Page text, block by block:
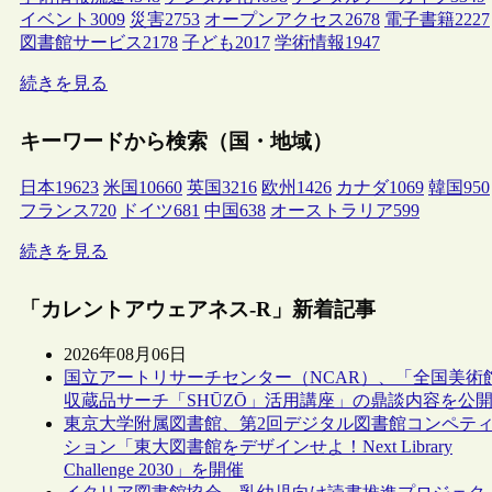
イベント 3009 災害2753 オープンアクセス2678 電子書籍2227
図書館サービス2178 子ども2017 学術情報1947
続きを見る
キーワードから検索（国・地域）
日本19623 米国 10660 英国3216 欧州 1426 カナダ1069 韓国950
フランス720 ドイツ681 中国638 オーストラリア599
続きを見る
「カレントアウェアネス-R」新着記事
2026年08月06日
国立アートリサーチセンター（NCAR）、「全国美術
収蔵品サーチ「SHŪZŌ」活用講座」の鼎談内容を公開
東京大学附属図書館、第2回デジタル図書館コンペティ
ション「東大図書館をデザインせよ！Next Library
Challenge 2030」を開催